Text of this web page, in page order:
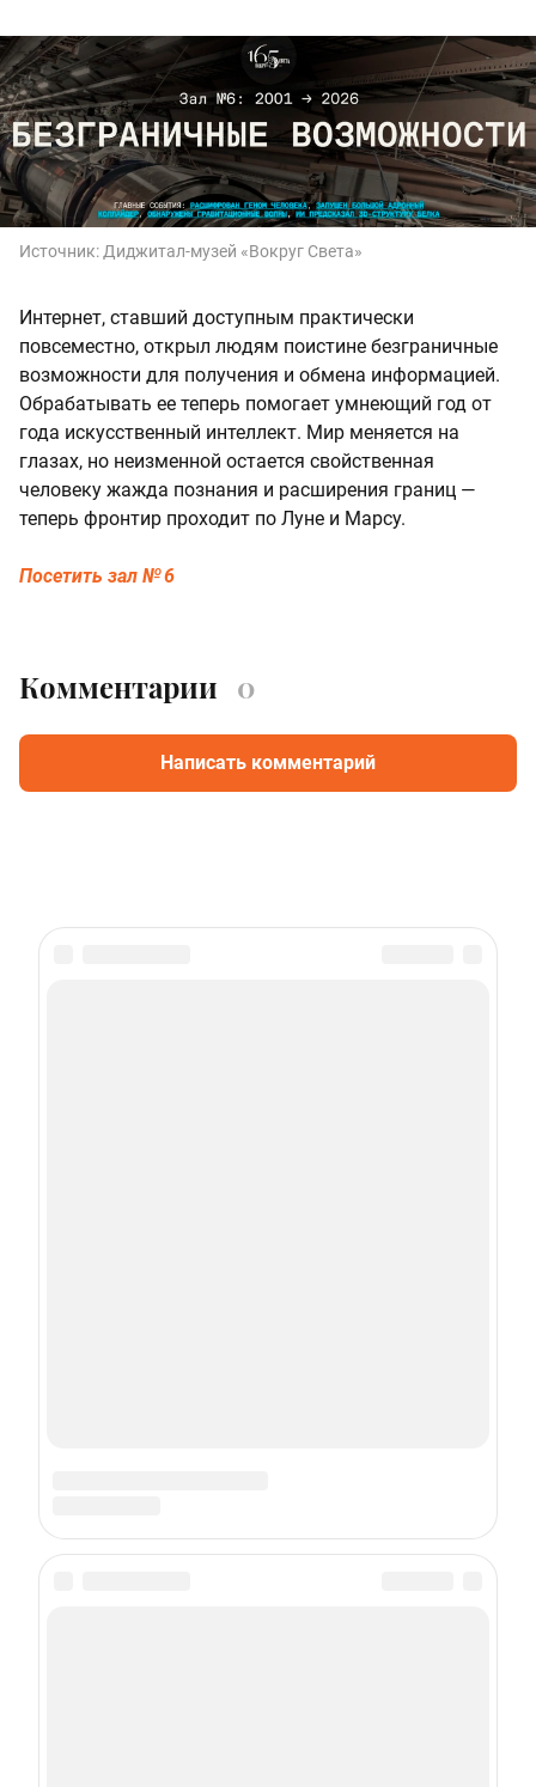
Источник: Диджитал‑музей «Вокруг Света»
Интернет, ставший доступным практически
повсеместно, открыл людям поистине безграничные
возможности для получения и обмена информацией.
Обрабатывать ее теперь помогает умнеющий год от
года искусственный интеллект. Мир меняется на
глазах, но неизменной остается свойственная
человеку жажда познания и расширения границ —
теперь фронтир проходит по Луне и Марсу.
Посетить зал № 6
Комментарии 0
Написать комментарий